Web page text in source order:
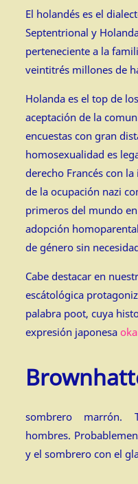
El holandés es el
Septentrional y
perteneciente a la
veintitrés millones de
Holanda es el top de
aceptación de la
encuestas con gran
homosexualidad es
derecho Francés con
de la ocupación nazi
primeros del mundo
adopción
de género sin
Cabe destacar en
escátológica
palabra poot, cuya
expresión japonesa
sombrero marrón.
hombres.
y el sombrero con el